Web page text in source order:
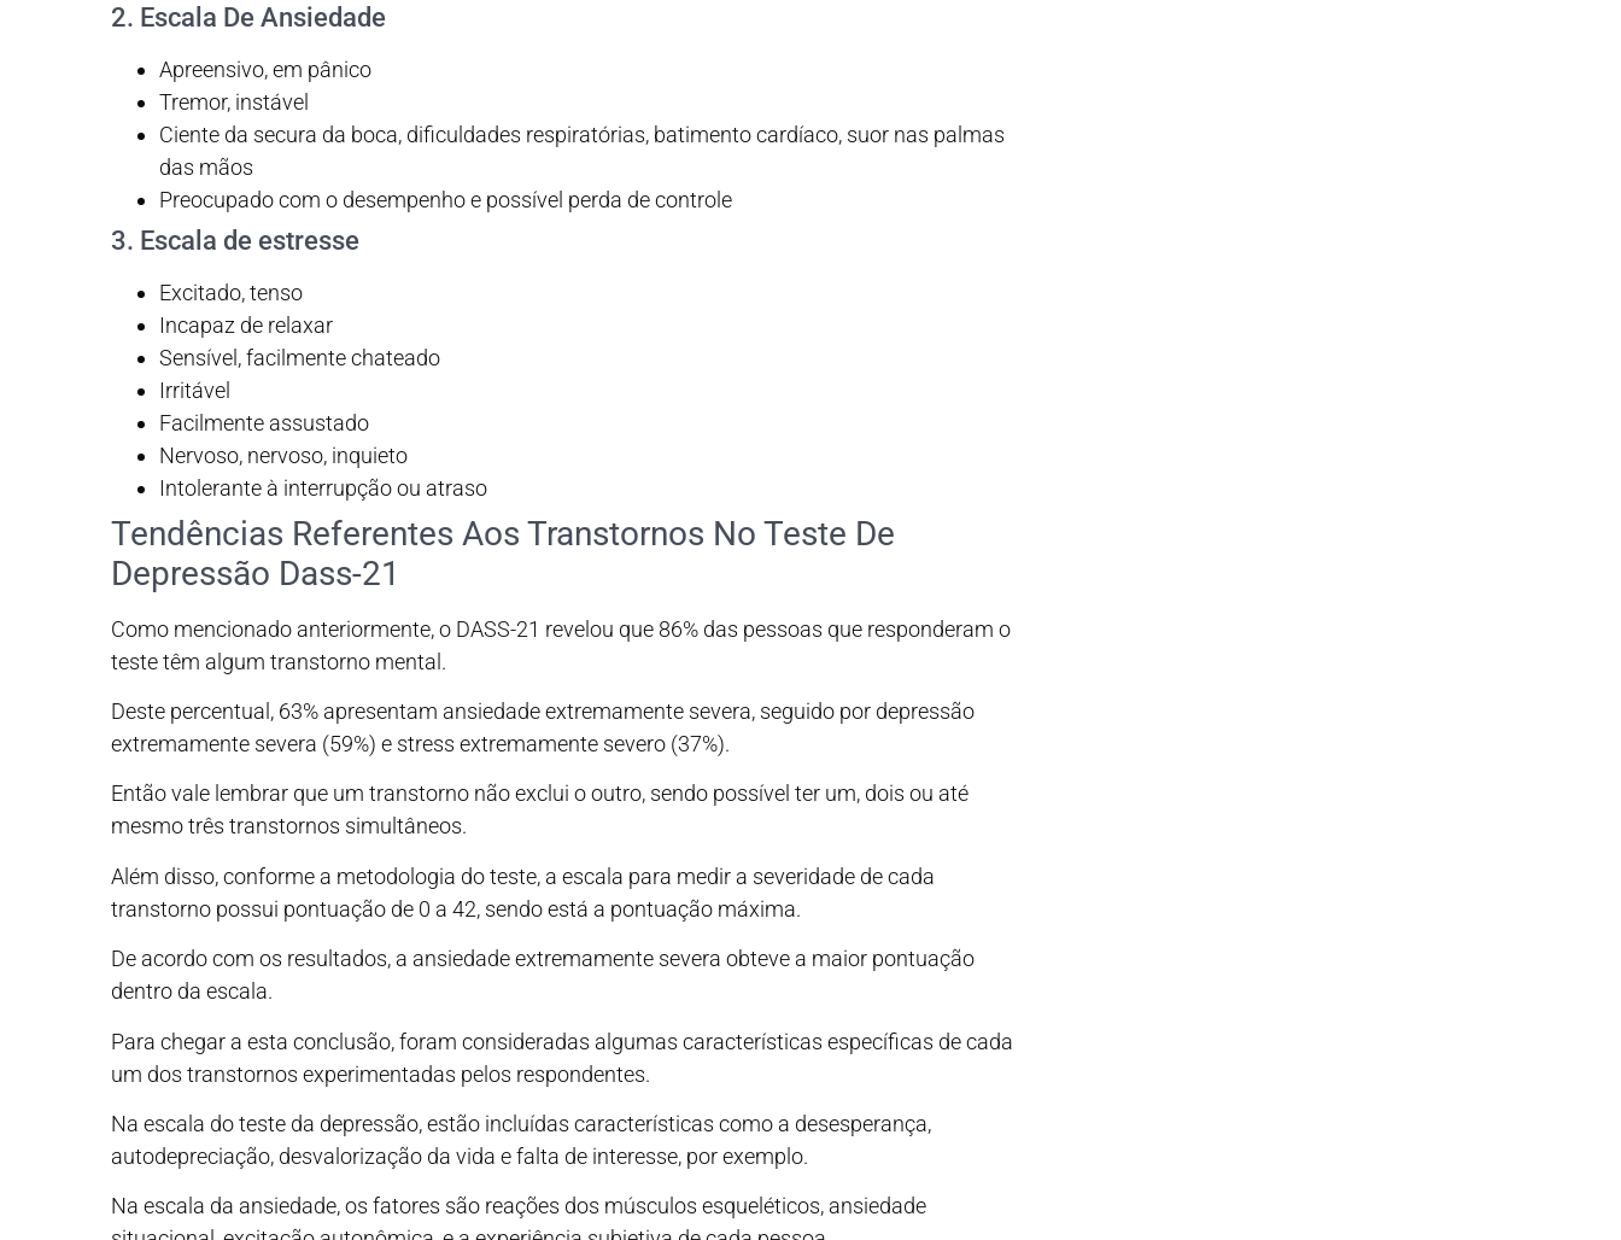
2. Escala De Ansiedade
Apreensivo, em pânico
Tremor, instável
Ciente da secura da boca, dificuldades respiratórias, batimento cardíaco, suor nas palmas
das mãos
Preocupado com o desempenho e possível perda de controle
3. Escala de estresse
Excitado, tenso
Incapaz de relaxar
Sensível, facilmente chateado
Irritável
Facilmente assustado
Nervoso, nervoso, inquieto
Intolerante à interrupção ou atraso
Tendências Referentes Aos Transtornos No Teste De
Depressão Dass-21
Como mencionado anteriormente, o DASS-21 revelou que 86% das pessoas que responderam o
teste têm algum transtorno mental.
Deste percentual, 63% apresentam ansiedade extremamente severa, seguido por depressão
extremamente severa (59%) e stress extremamente severo (37%).
Então vale lembrar que um transtorno não exclui o outro, sendo possível ter um, dois ou até
mesmo três transtornos simultâneos.
Além disso, conforme a metodologia do teste, a escala para medir a severidade de cada
transtorno possui pontuação de 0 a 42, sendo está a pontuação máxima.
De acordo com os resultados, a ansiedade extremamente severa obteve a maior pontuação
dentro da escala.
Para chegar a esta conclusão, foram consideradas algumas características específicas de cada
um dos transtornos experimentadas pelos respondentes.
Na escala do teste da depressão, estão incluídas características como a desesperança,
autodepreciação, desvalorização da vida e falta de interesse, por exemplo.
Na escala da ansiedade, os fatores são reações dos músculos esqueléticos, ansiedade